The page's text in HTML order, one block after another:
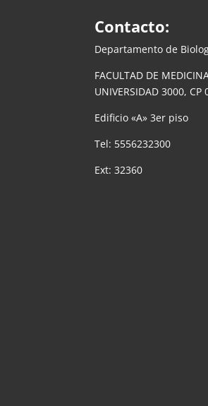
Contacto:
Departamento de
FACULTAD DE
UNIVERSIDAD 3000, CP
Edificio «A» 3er piso
Tel: 5556232300
Ext: 32360